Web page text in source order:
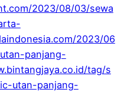
2023/08/03/sewa
2023/06
panjang-
tag/s
utan-panjang-